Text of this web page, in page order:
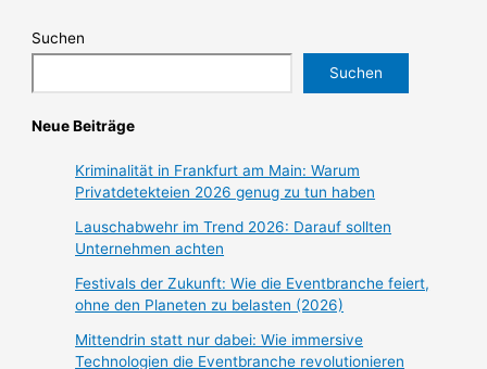
Suchen
Suchen
Neue Beiträge
Kriminalität in Frankfurt am Main: Warum
Privatdetekteien 2026 genug zu tun haben
Lauschabwehr im Trend 2026: Darauf sollten
Unternehmen achten
Festivals der Zukunft: Wie die Eventbranche feiert,
ohne den Planeten zu belasten (2026)
Mittendrin statt nur dabei: Wie immersive
Technologien die Eventbranche revolutionieren